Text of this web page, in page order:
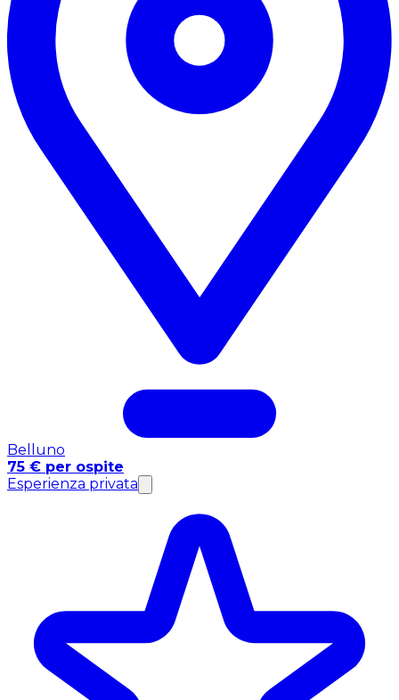
Belluno
75 € per ospite
Esperienza privata